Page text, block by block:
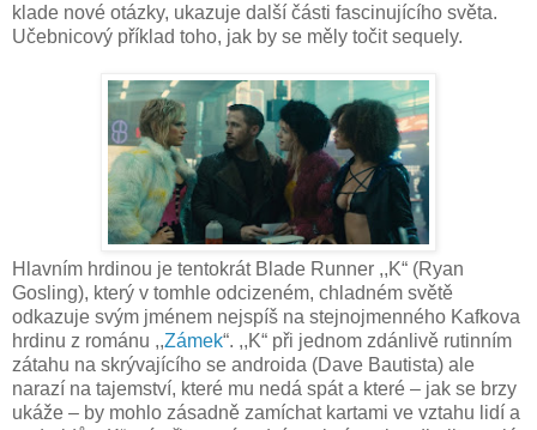
klade nové otázky, ukazuje další části fascinujícího světa.
Učebnicový příklad toho, jak by se měly točit sequely.
Hlavním hrdinou je tentokrát Blade Runner ,,K“ (Ryan
Gosling), který v tomhle odcizeném, chladném světě
odkazuje svým jménem nejspíš na stejnojmenného Kafkova
hrdinu z románu ,,Zámek“. ,,K“ při jednom zdánlivě rutinním
zátahu na skrývajícího se androida (Dave Bautista) ale
narazí na tajemství, které mu nedá spát a které – jak se brzy
ukáže – by mohlo zásadně zamíchat kartami ve vztahu lidí a